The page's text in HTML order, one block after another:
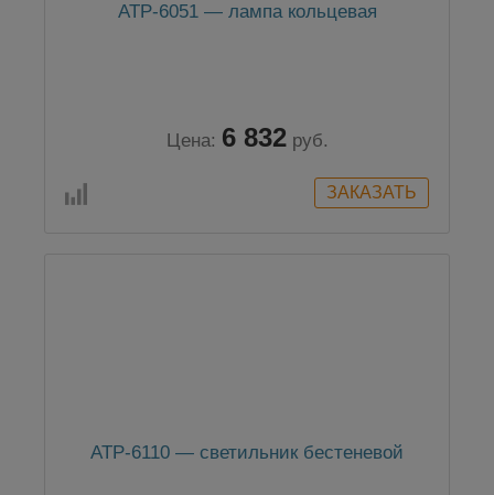
АТР-6051 — лампа кольцевая
Цена: 6 832 руб.
АТР-6110 — светильник бестеневой